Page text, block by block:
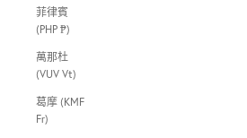
菲律賓
(PHP ₱)
萬那杜
(VUV Vt)
葛摩 (KMF
Fr)